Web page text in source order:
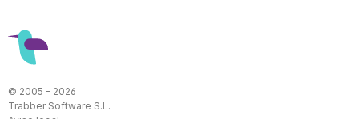
© 2005 - 2026
Trabber Software S.L.